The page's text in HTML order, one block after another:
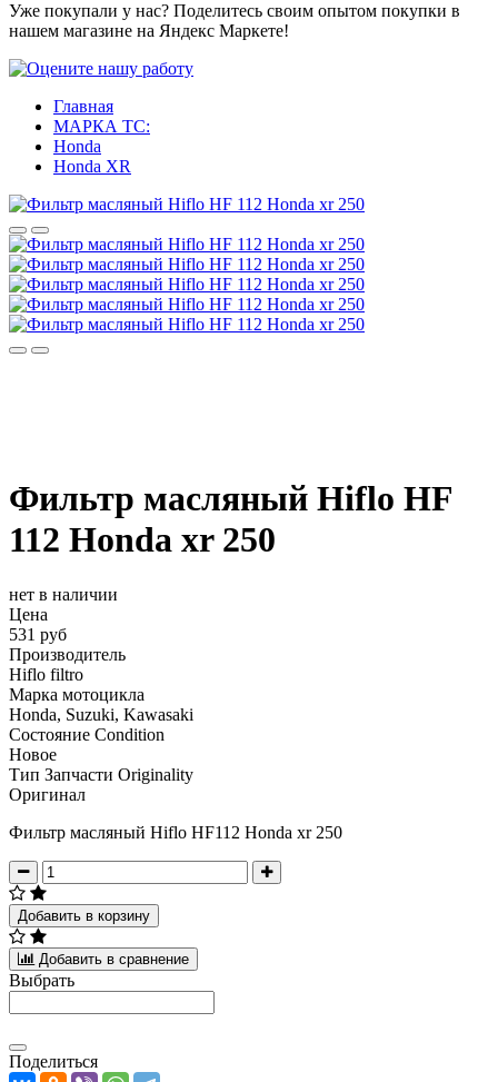
Уже покупали у нас? Поделитесь своим опытом покупки в
нашем магазине на Яндекс Маркете!
Главная
МАРКА ТС:
Honda
Honda XR
Фильтр масляный Hiflo HF
112 Honda xr 250
нет в наличии
Цена
531 руб
Производитель
Hiflo filtro
Марка мотоцикла
Honda, Suzuki, Kawasaki
Состояние Condition
Новое
Тип Запчасти Originality
Оригинал
Фильтр масляный Hiflo HF112 Honda xr 250
Добавить в корзину
Добавить в сравнение
Выбрать
Поделиться